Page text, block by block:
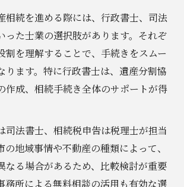
相続を進める際には、行政書士、司法
った士業の選択肢があります。それぞ
割を理解することで、手続きをスムー
ります。特に行政書士は、遺産分割協
作成、相続手続き全体のサポートが得
司法書士、相続税申告は税理士が担当
の地域事情や不動産の種類によって、
なる場合があるため、比較検討が重要
務所による無料相談の活用も有効な選